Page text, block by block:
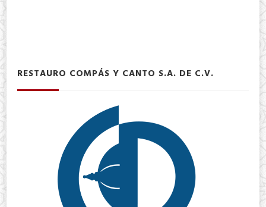
RESTAURO COMPÁS Y CANTO S.A. DE C.V.